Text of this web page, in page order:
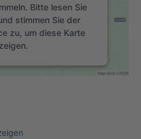
Bitte lesen Sie
stimmen Sie der
zu, um diese Karte
Consent